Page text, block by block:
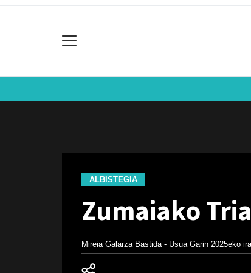
ALBISTEGIA
Zumaiako
Mireia Galarza Bastida - Usua Garin 2025eko